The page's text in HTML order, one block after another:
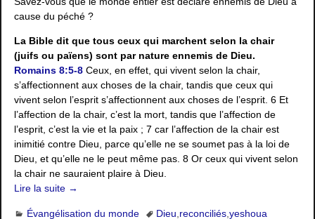
cause du péché ?
La Bible dit que tous ceux qui marchent selon la chair
(juifs ou païens) sont par nature ennemis de Dieu.
Romains 8:5-8 Ceux, en effet, qui vivent selon la chair,
s’affectionnent aux choses de la chair, tandis que ceux qui
vivent selon l’esprit s’affectionnent aux choses de l’esprit. 6 Et
l’affection de la chair, c’est la mort, tandis que l’affection de
l’esprit, c’est la vie et la paix ; 7 car l’affection de la chair est
inimitié contre Dieu, parce qu’elle ne se soumet pas à la loi de
Dieu, et qu’elle ne le peut même pas. 8 Or ceux qui vivent selon
la chair ne sauraient plaire à Dieu.
Lire la suite →
Évangélisation du monde Dieu reconciliés, yeshoua